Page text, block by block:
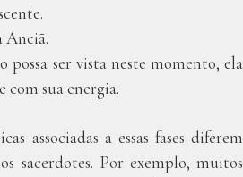
Anciã.
possa ser vista neste momento, ela
com sua energia.
associadas a essas fases diferem
sacerdotes. Por exemplo, muitos